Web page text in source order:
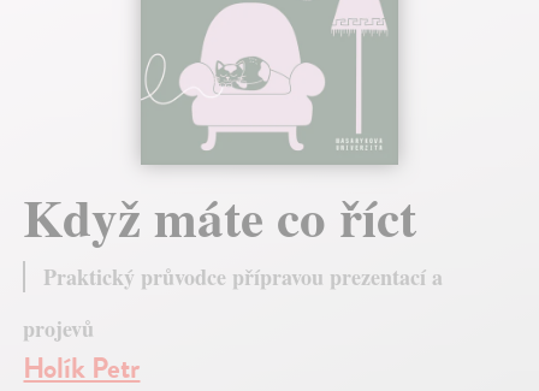
Když máte co říct
Praktický průvodce přípravou prezentací a
projevů
Holík Petr